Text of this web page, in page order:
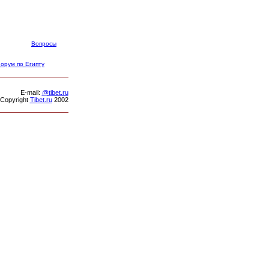
Вопросы
по Египту
Е-mail: @tibet.ru
Copyright Tibet.ru2002